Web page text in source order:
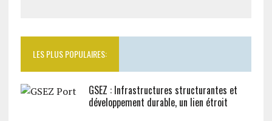
LES PLUS POPULAIRES:
GSEZ : Infrastructures structurantes et
développement durable, un lien étroit